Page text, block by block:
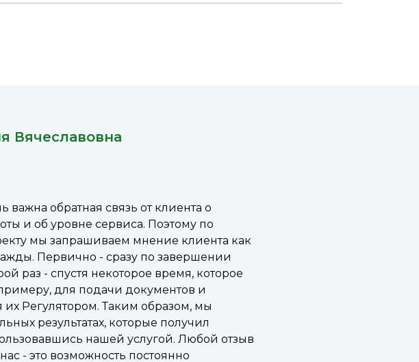
Вячеславовна
важна обратная связь от клиента о
и об уровне сервиса. Поэтому по
мы запрашиваем мнение клиента как
Первично - сразу по завершении
раз - спустя некоторое время, которое
примеру, для подачи документов и
их Регулятором. Таким образом, мы
результатах, которые получил
нашей услугой. Любой отзыв
- это возможность постоянно